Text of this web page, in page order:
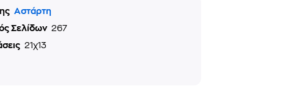
Αστάρτη
Σελίδων 267
21χ13